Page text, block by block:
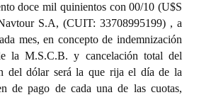
doce mil quinientos con 00/10 (U$S
S.A, (CUIT: 33708995199) , a
mes, en concepto de indemnización
la M.S.C.B. y cancelación total del
del dólar será la que rija el día de la
de pago de cada una de las cuotas,